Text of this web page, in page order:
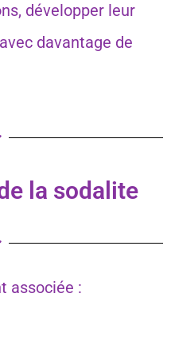
développer leur
davantage de
la sodalite
associée :